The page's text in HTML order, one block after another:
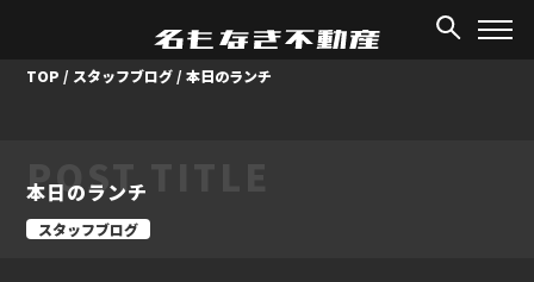
TOP / スタッフブログ /本日のランチ
POST TITLE
本日のランチ
スタッフブログ